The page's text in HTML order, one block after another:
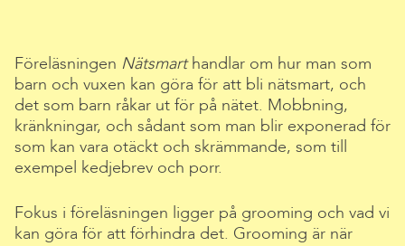
Föreläsningen Nätsmarthandlar om hur man som
barn och vuxen kan göra för att bli nätsmart, och
det som barn råkar ut för på nätet. Mobbning,
kränkningar, och sådant som man blir exponerad för
som kan vara otäckt och skrämmande, som till
exempel kedjebrev och porr.
Fokus i föreläsningen ligger på grooming och vad vi
kan göra för att förhindra det. Grooming är när